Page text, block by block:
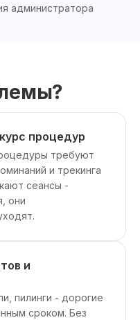
администратора
процедур
требуют
и трекинга
сеансы -
они
и
пилинги - дорогие
сроком. Без